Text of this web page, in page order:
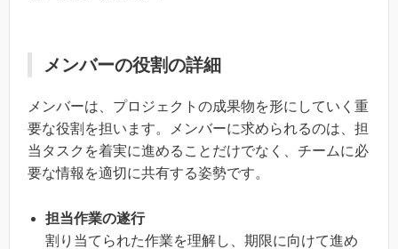
メンバーの役割の詳細
メンバーは、プロジェクトの成果物を形にしていく重
要な役割を担います。メンバーに求められるのは、担
当タスクを着実に進めることだけでなく、チームに必
要な情報を適切に共有する姿勢です。
担当作業の遂行
割り当てられた作業を理解し、期限に向けて進め